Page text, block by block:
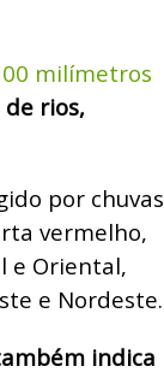
milímetros
rios,
por chuvas
vermelho,
e Oriental,
e Nordeste.
indica